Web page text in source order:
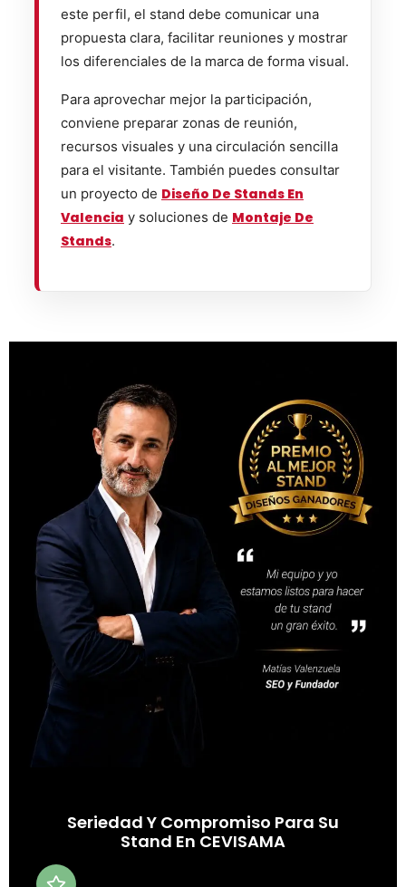
este perfil, el stand debe comunicar una
propuesta clara, facilitar reuniones y mostrar
los diferenciales de la marca de forma visual.
Para aprovechar mejor la participación,
conviene preparar zonas de reunión,
recursos visuales y una circulación sencilla
para el visitante. También puedes consultar
un proyecto de Diseño De Stands En
Valencia y soluciones de Montaje De
Stands.
Seriedad Y Compromiso Para Su
Stand En CEVISAMA